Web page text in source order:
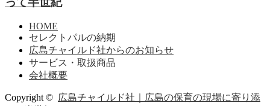
HOME
セレクトパルの納期
広島チャイルド社からのお知らせ
サービス・取扱商品
会社概要
Copyright © 広島チャイルド社｜広島の保育の現場に寄り添